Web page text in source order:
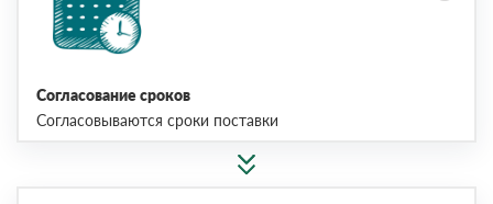
Согласование сроков
Согласовываются сроки поставки